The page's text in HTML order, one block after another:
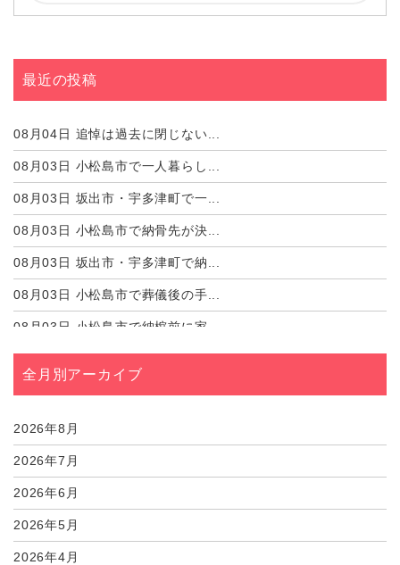
最近の投稿
08月04日 追悼は過去に閉じない...
08月03日 小松島市で一人暮らし...
08月03日 坂出市・宇多津町で一...
08月03日 小松島市で納骨先が決...
08月03日 坂出市・宇多津町で納...
08月03日 小松島市で葬儀後の手...
08月03日 小松島市で納棺前に家...
08月03日坂出市・宇多津町で宗...
全月別アーカイブ
2026年8月
2026年7月
2026年6月
2026年5月
2026年4月